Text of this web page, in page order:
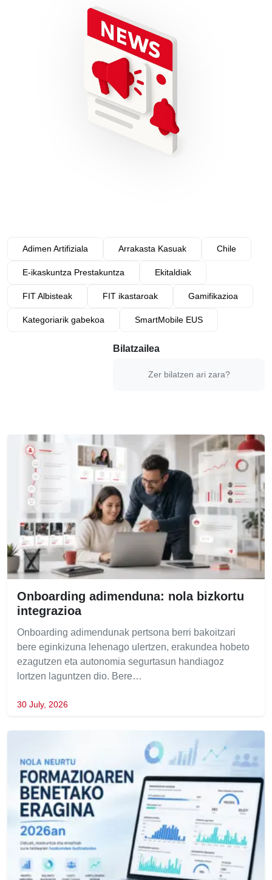
Adimen Artifiziala Arrakasta Kasuak Chile
E-ikaskuntza Prestakuntza Ekitaldiak
FIT Albisteak FIT ikastaroak Gamifikazioa
Kategoriarik gabekoa SmartMobile EUS
Bilatzailea
Onboarding adimenduna: nola bizkortu
integrazioa
Onboarding adimendunak pertsona berri bakoitzari
bere eginkizuna lehenago ulertzen, erakundea hobeto
ezagutzen eta autonomia segurtasun handiagoz
lortzen laguntzen dio. Bere…
30 July, 2026